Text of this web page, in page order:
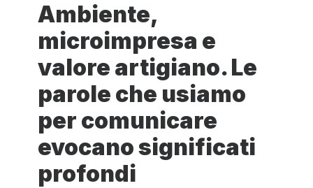
Ambiente,
microimpresa e
valore artigiano. Le
parole che usiamo
per comunicare
evocano significati
profondi